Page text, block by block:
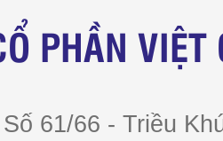
PHẦN VIỆT
61/66 - Triều